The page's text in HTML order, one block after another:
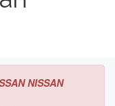
NISSAN